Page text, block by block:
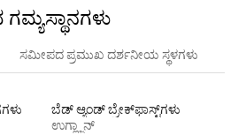
ಸಮೀಪದ ಪ್ರಮುಖ ದರ್ಶನೀಯ ಸ್ಥಳಗಳು
ಬೆಡ್ ಆ್ಯಂಡ್ ಬ್ರೇಕ್‌ಫಾಸ್ಟ್‌ಗಳು
ಉಗ್ಲ್ಜಾನ್